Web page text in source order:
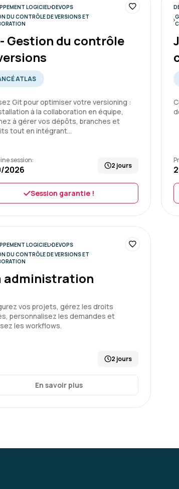
LOGICIEL DEVOPS
DU CONTRÔLE DE VERSIONS ET
Gestion du contrôle
ATLAS
Git pour optimiser votre versioning :
à la collaboration en équipe,
à gérer vos dépôts, branches et
tout en intégrant…
session:
2026 2 jours
Session garantie !
LOGICIEL DEVOPS
DU CONTRÔLE DE VERSIONS ET
administration
vos projets, gérez les droits
personnalisez les demandes et
les workflows.
2 jours
En savoir plus